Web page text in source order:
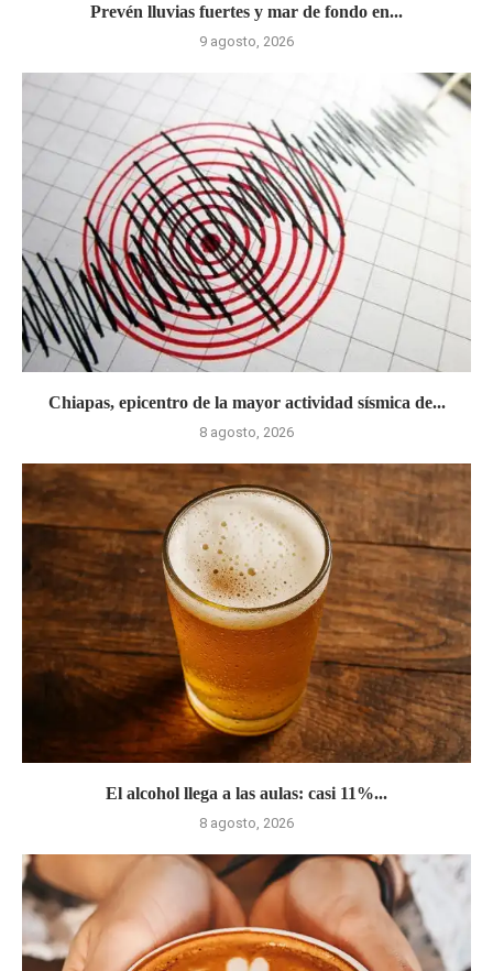
Prevén lluvias fuertes y mar de fondo en...
9 agosto, 2026
Chiapas, epicentro de la mayor actividad sísmica de...
8 agosto, 2026
El alcohol llega a las aulas: casi 11%...
8 agosto, 2026